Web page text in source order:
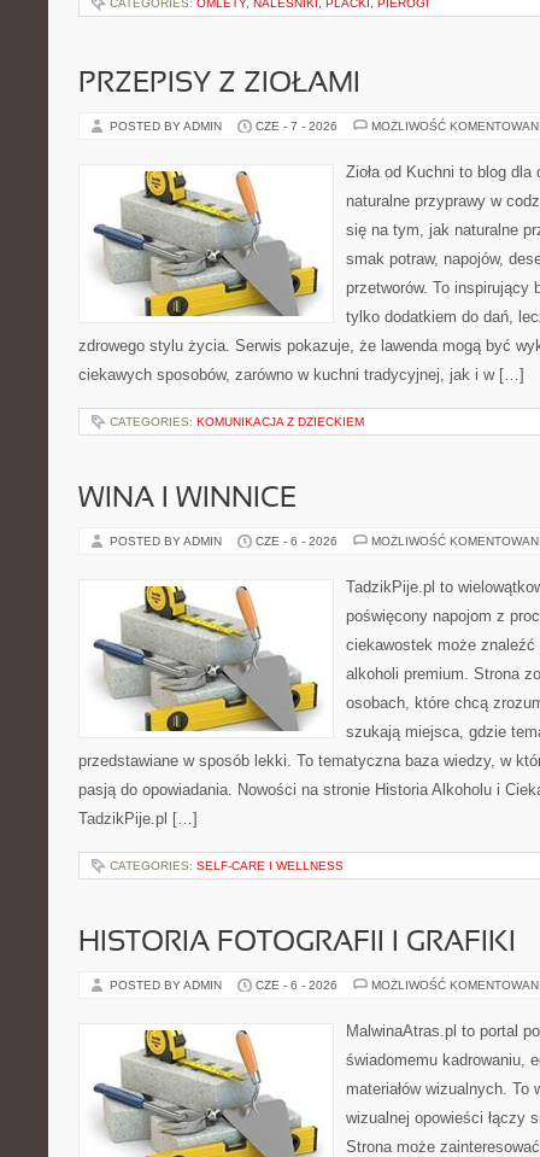
CATEGORIES: OMLETY, NALEŚNIKI, PLACKI, PIEROGI
PRZEPISY Z ZIOŁAMI
POSTED BY ADMIN CZE - 7 - 2026 MOŻLIWOŚĆ
Zioła od Kuchni to blog dla
naturalne przyprawy w
się na tym, jak naturalne
smak potraw, napojów,
przetworów. To inspirujący
tylko dodatkiem do dań,
zdrowego stylu życia. Serwis pokazuje, że lawenda mogą być
ciekawych sposobów, zarówno w kuchni tradycyjnej, jak i w […]
CATEGORIES: KOMUNIKACJA Z DZIECKIEM
WINA I WINNICE
POSTED BY ADMIN CZE - 6 - 2026 MOŻLIWOŚĆ
TadzikPije.pl to
poświęcony napojom z
ciekawostek może
alkoholi premium. Strona
osobach, które chcą
szukają miejsca, gdzie
przedstawiane w sposób lekki. To tematyczna baza wiedzy, w
pasją do opowiadania. Nowości na stronie Historia Alkoholu i
TadzikPije.pl […]
CATEGORIES: SELF-CARE I WELLNESS
HISTORIA FOTOGRAFII I GRAFIKI
POSTED BY ADMIN CZE - 6 - 2026 MOŻLIWOŚĆ
MalwinaAtras.pl to portal
świadomemu kadrowaniu,
materiałów wizualnych. To
wizualnej opowieści łączy
Strona może